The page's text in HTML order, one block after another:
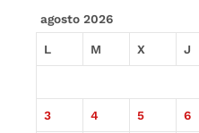
agosto 2026
L M X J
3 4 5 6